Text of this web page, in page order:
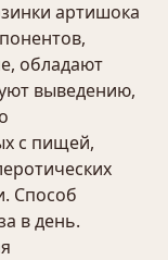
артишока
обладают
выведению,
с пищей,
Способ
в день.